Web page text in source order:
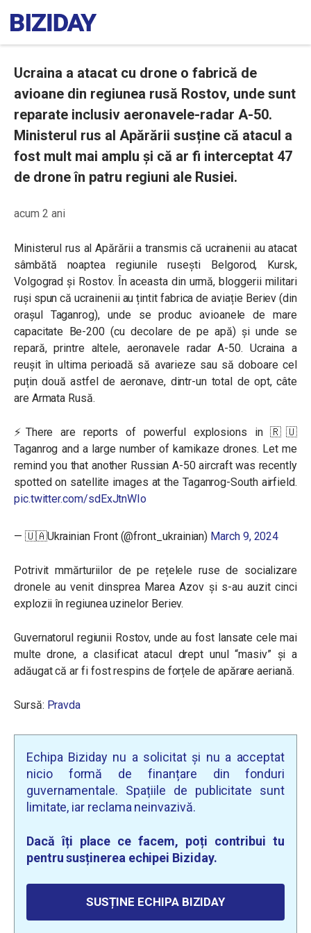
Ucraina a atacat cu drone o fabrică de
avioane din regiunea rusă Rostov, unde sunt
reparate inclusiv aeronavele-radar A-50.
Ministerul rus al Apărării susține că atacul a
fost mult mai amplu și că ar fi interceptat 47
de drone în patru regiuni ale Rusiei.
acum 2 ani
Ministerul rus al Apărării a transmis că ucrainenii au atacat
sâmbătă noaptea regiunile rusești Belgorod, Kursk,
Volgograd și Rostov. În aceasta din urmă, bloggerii militari
ruși spun că ucrainenii au țintit fabrica de aviație Beriev (din
orașul Taganrog), unde se produc avioanele de mare
capacitate Be-200 (cu decolare de pe apă) și unde se
repară, printre altele, aeronavele radar A-50. Ucraina a
reușit în ultima perioadă să avarieze sau să doboare cel
puțin două astfel de aeronave, dintr-un total de opt, câte
are Armata Rusă.
⚡️There are reports of powerful explosions in 🇷🇺
Taganrog and a large number of kamikaze drones. Let me
remind you that another Russian A-50 aircraft was recently
spotted on satellite images at the Taganrog-South airfield.
pic.twitter.com/sdExJtnWIo
— 🇺🇦Ukrainian Front (@front_ukrainian) March 9, 2024
Potrivit mmărturiilor de pe rețelele ruse de socializare
dronele au venit dinsprea Marea Azov și s-au auzit cinci
explozii în regiunea uzinelor Beriev.
Guvernatorul regiunii Rostov, unde au fost lansate cele mai
multe drone, a clasificat atacul drept unul “masiv” și a
adăugat că ar fi fost respins de forțele de apărare aeriană.
Sursă: Pravda
Echipa Biziday nu a solicitat și nu a acceptat
nicio formă de finanțare din fonduri
guvernamentale. Spațiile de publicitate sunt
limitate, iar reclama neinvazivă.
Dacă îți place ce facem, poți contribui tu
pentru susținerea echipei Biziday.
SUSȚINE ECHIPA BIZIDAY